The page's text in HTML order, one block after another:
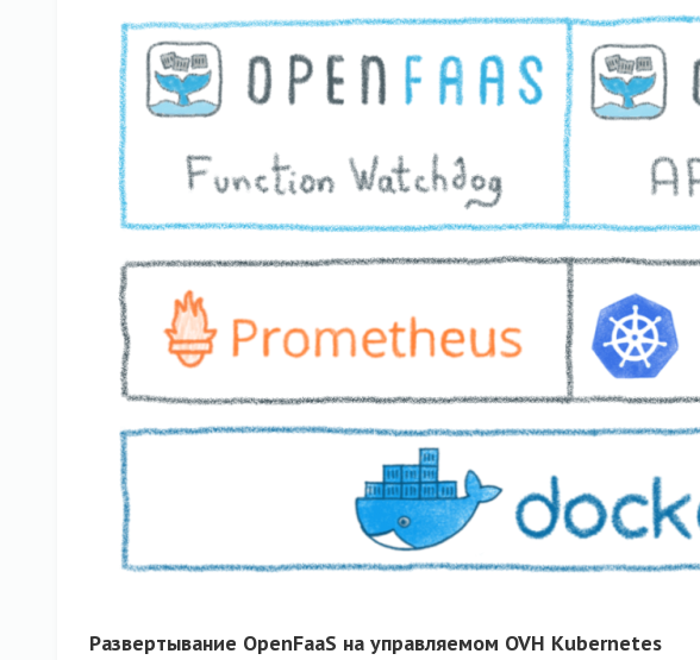
Развертывание OpenFaaS на управляемом OVH Kubernetes